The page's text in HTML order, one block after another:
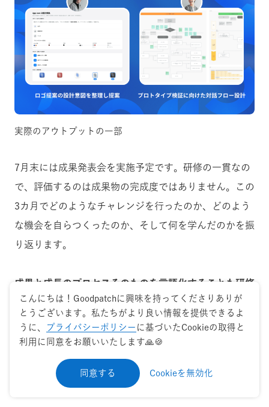
実際のアウトプットの一部
7月末には成果発表会を実施予定です。研修の一貫なの
で、評価するのは成果物の完成度ではありません。この
3カ月でどのようなチャレンジを行ったのか、どのよう
な機会を自らつくったのか、そして何を学んだのかを振
り返ります。
成果と成長のプロセスそのものを言語化することも研修
の一部と位置付けています。
おわりに
こんにちは！Goodpatchに興味を持ってくださりありが
とうございます。私たちがより良い情報を提供できるよ
うに、
プライバシーポリシー に基づいたCookieの取得と
利用に同意をお願いいたします🙏🍪
同意する Cookieを無効化